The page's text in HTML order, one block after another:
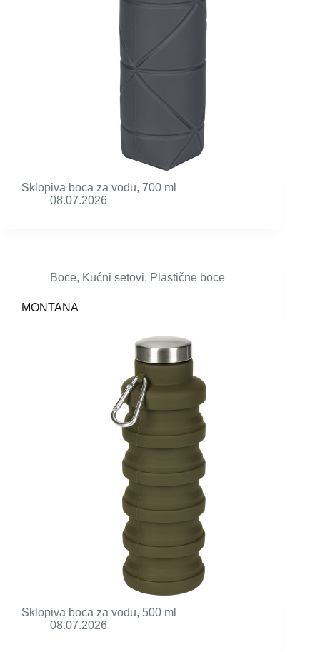
Sklopiva boca za vodu, 700 ml
08.07.2026
Boce, Kućni setovi, Plastične boce
MONTANA
Sklopiva boca za vodu, 500 ml
08.07.2026